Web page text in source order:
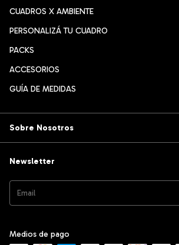
CUADROS X AMBIENTE
PERSONALIZÁ TU CUADRO
PACKS
ACCESORIOS
GUÍA DE MEDIDAS
Sobre Nosotros
Newsletter
Medios de pago